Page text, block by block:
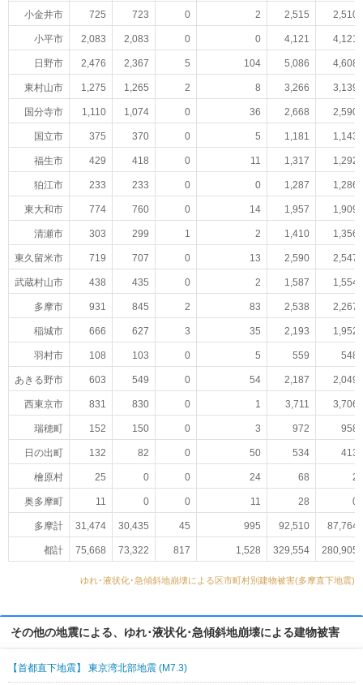
小金井市 725 723 0 2 2,515 2,510
小平市 2,083 2,083 0 0 4,121 4,121
日野市 2,476 2,367 5 104 5,086 4,608
東村山市 1,275 1,265 2 8 3,266 3,139
国分寺市 1,110 1,074 0 36 2,668 2,590
国立市 375 370 0 5 1,181 1,143
福生市 429 418 0 11 1,317 1,292
狛江市 233 233 0 0 1,287 1,286
東大和市 774 760 0 14 1,957 1,909
清瀬市 303 299 1 2 1,410 1,356
東久留米市 719 707 0 13 2,590 2,547
武蔵村山市 438 435 0 2 1,587 1,554
多摩市 931 845 2 83 2,538 2,267
稲城市 666 627 3 35 2,193 1,952
羽村市 108 103 0 5 559 548
あきる野市 603 549 0 54 2,187 2,049
西東京市 831 830 0 1 3,711 3,706
瑞穂町 152 150 0 3 972 958
日の出町 132 82 0 50 534 413
檜原村 25 0 0 24 68 2
奥多摩町 11 0 0 11 28 0
多摩計 31,474 30,435 45 995 92,510 87,764
都計 75,668 73,322 817 1,528 329,554 280,905
ゆれ･液状化･急傾斜地崩壊による区市町村別建物被害(多摩直下地震)
その他の地震による、ゆれ･液状化･急傾斜地崩壊による建物被害
【首都直下地震】 東京湾北部地震 (M7.3)